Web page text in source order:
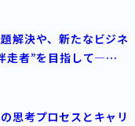
解決や、新たなビジネ
走者”を目指して―
思考プロセスとキャリ